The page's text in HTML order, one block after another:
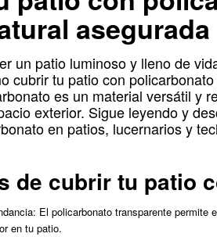
asegurada
un patio luminoso y lleno de
cubrir tu patio con
es un material versátil y
exterior. Sigue leyendo y
en patios, lucernarios y
de cubrir tu patio
El policarbonato transparente permite
en tu patio.